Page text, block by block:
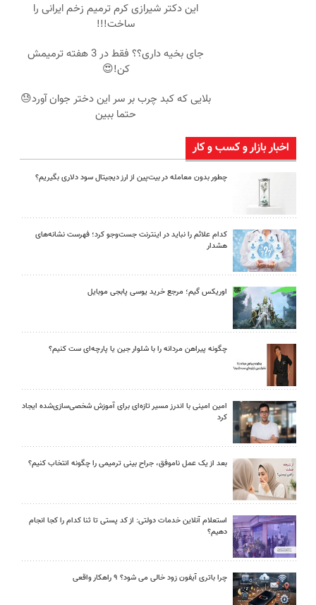
این دکتر شیرازی کرم ترمیم زخم ایرانی را
ساخت!!!
جای بخیه داری؟؟ فقط در 3 هفته ترمیمش
کن!😍
بلایی که کبد چرب بر سر این دختر جوان آورد😓
حتما ببین
اخبار بازار و کسب و کار
چطور بدون معامله در بیت‌پین از ارز دیجیتال سود دلاری بگیریم؟
کدام علائم را نباید در اینترنت جست‌وجو کرد؛ فهرست نشانه‌های
هشدار
اوریکس گیم؛ مرجع خرید یوسی پابجی موبایل
چگونه پیراهن مردانه را با شلوار جین یا پارچه‌ای ست کنیم؟
امین امینی با اندرز مسیر تازه‌ای برای آموزش شخصی‌سازی‌شده ایجاد
کرد
بعد از یک عمل ناموفق، جراح بینی ترمیمی را چگونه انتخاب کنیم؟
استعلام آنلاین خدمات دولتی: از کد پستی تا ثنا کدام را کجا انجام
دهیم؟
چرا باتری آیفون زود خالی می شود؟ ۹ راهکار واقعی